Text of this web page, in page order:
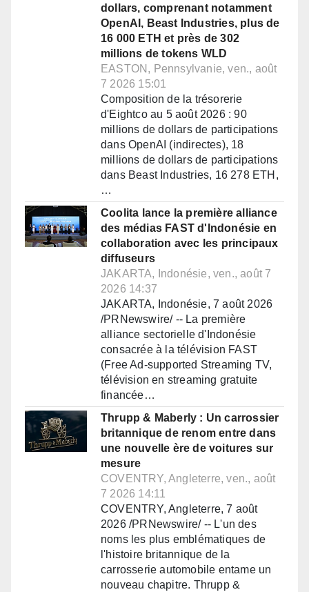
dollars, comprenant notamment
OpenAI, Beast Industries, plus de
16 000 ETH et près de 302
millions de tokens WLD
EASTON, Pennsylvanie, ven., août
7 2026 15:01
Composition de la trésorerie
d'Eightco au 5 août 2026 : 90
millions de dollars de participations
dans OpenAI (indirectes), 18
millions de dollars de participations
dans Beast Industries, 16 278 ETH,
…
Coolita lance la première alliance
des médias FAST d'Indonésie en
collaboration avec les principaux
diffuseurs
JAKARTA, Indonésie, ven., août 7
2026 14:37
JAKARTA, Indonésie, 7 août 2026
/PRNewswire/ -- La première
alliance sectorielle d'Indonésie
consacrée à la télévision FAST
(Free Ad-supported Streaming TV,
télévision en streaming gratuite
financée…
Thrupp & Maberly : Un carrossier
britannique de renom entre dans
une nouvelle ère de voitures sur
mesure
COVENTRY, Angleterre, ven., août
7 2026 14:11
COVENTRY, Angleterre, 7 août
2026 /PRNewswire/ -- L'un des
noms les plus emblématiques de
l'histoire britannique de la
carrosserie automobile entame un
nouveau chapitre. Thrupp &